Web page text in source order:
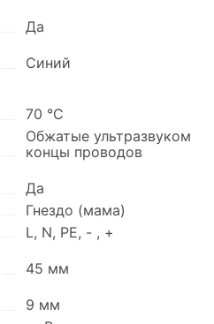
Да
Синий
70 °C
Обжатые ультразвуком
концы проводов
Да
Гнездо (мама)
L, N, PE, - , +
45 мм
9 мм